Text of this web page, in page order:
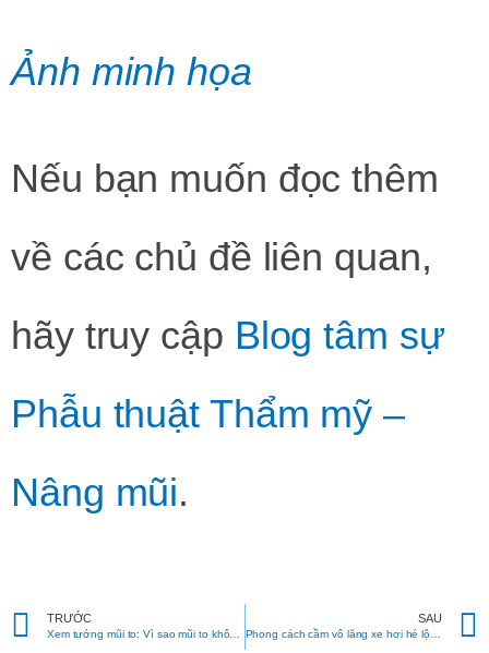
Ảnh minh họa
Nếu bạn muốn đọc thêm
về các chủ đề liên quan,
hãy truy cập Blog tâm sự
Phẫu thuật Thẩm mỹ –
Nâng mũi.
Prev
TRƯỚC
Xem tướng mũi to: Vì sao mũi to không lo chết đói?
SAU
Phong cách cầm vô lăng xe hơi hé lộ bí mật thầm kín của bạn